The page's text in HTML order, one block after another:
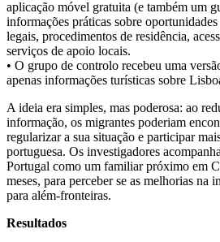
aplicação móvel gratuita (e também um
informações práticas sobre
legais, procedimentos de residência,
serviços de apoio locais.
• O grupo de controlo recebeu uma
apenas informações turísticas sobre
A ideia era simples, mas poderosa: ao
informação, os migrantes poderiam
regularizar a sua situação e participar
portuguesa. Os investigadores
Portugal como um familiar próximo em
meses, para perceber se as melhorias na
para além-fronteiras.
Resultados